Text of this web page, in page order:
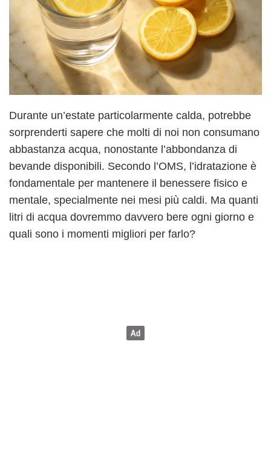
Durante un’estate particolarmente calda, potrebbe
sorprenderti sapere che molti di noi non consumano
abbastanza acqua, nonostante l’abbondanza di
bevande disponibili. Secondo l’OMS, l’idratazione è
fondamentale per mantenere il benessere fisico e
mentale, specialmente nei mesi più caldi. Ma quanti
litri di acqua dovremmo davvero bere ogni giorno e
quali sono i momenti migliori per farlo?